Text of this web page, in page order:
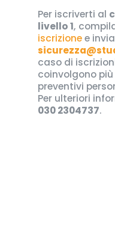
Per iscriverti al
livello 1,
iscrizionee
caso di
coinvolgono
preventivi
Per ulteriori
030 2304737.